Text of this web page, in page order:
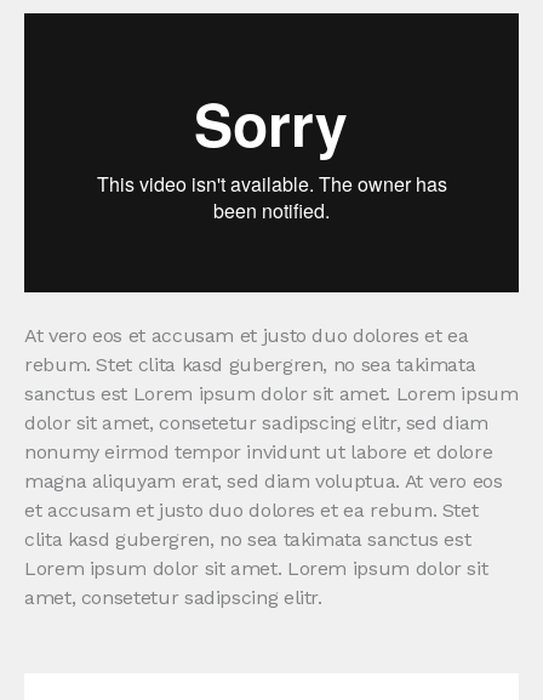
At vero eos et accusam et justo duo dolores et ea
rebum. Stet clita kasd gubergren, no sea takimata
sanctus est Lorem ipsum dolor sit amet. Lorem ipsum
dolor sit amet, consetetur sadipscing elitr, sed diam
nonumy eirmod tempor invidunt ut labore et dolore
magna aliquyam erat, sed diam voluptua. At vero eos
et accusam et justo duo dolores et ea rebum. Stet
clita kasd gubergren, no sea takimata sanctus est
Lorem ipsum dolor sit amet. Lorem ipsum dolor sit
amet, consetetur sadipscing elitr.